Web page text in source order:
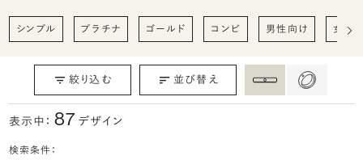
シンプル プラチナ ゴールド コンビ 男性向け 女性
絞り込む 並び替え
表示中：87 デザイン
検索条件：